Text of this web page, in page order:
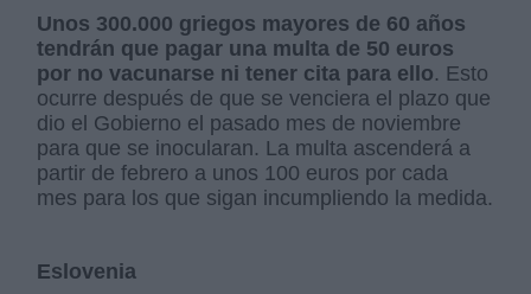
Unos 300.000 griegos mayores de 60 años
tendrán que pagar una multa de 50 euros
por no vacunarse ni tener cita para ello. Esto
ocurre después de que se venciera el plazo que
dio el Gobierno el pasado mes de noviembre
para que se inocularan. La multa ascenderá a
partir de febrero a unos 100 euros por cada
mes para los que sigan incumpliendo la medida.
Eslovenia